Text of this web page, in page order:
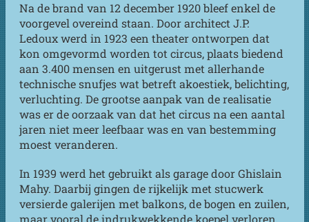
Na de brand van 12 december 1920 bleef enkel de
voorgevel overeind staan. Door architect J.P.
Ledoux werd in 1923 een theater ontworpen dat
kon omgevormd worden tot circus, plaats biedend
aan 3.400 mensen en uitgerust met allerhande
technische snufjes wat betreft akoestiek, belichting,
verluchting. De grootse aanpak van de realisatie
was er de oorzaak van dat het circus na een aantal
jaren niet meer leefbaar was en van bestemming
moest veranderen.
In 1939 werd het gebruikt als garage door Ghislain
Mahy. Daarbij gingen de rijkelijk met stucwerk
versierde galerijen met balkons, de bogen en zuilen,
maar vooral de indrukwekkende koepel verloren.